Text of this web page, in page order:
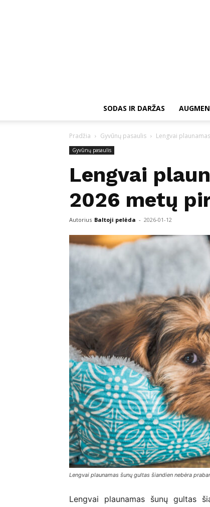
SODAS IR DARŽAS
Pradžia Gyvūnų pasaulis Lengvai
Gyvūnų pasaulis
Lengvai
2026 metų
Autorius Baltoji pelėda - 2026-01-12
Lengvai plaunamas šunų gultas šiandien nebėra
Lengvai plaunamas šunų gultas